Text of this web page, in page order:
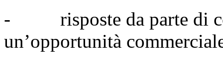
- risposte da parte di
un’opportunità